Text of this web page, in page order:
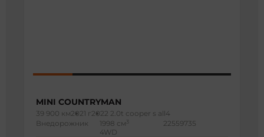
MINI COUNTRYMAN
39 900 км2021 г 2022 2.0t cooper s all4
Внедорожник
1998 см 3
4WD
22559735